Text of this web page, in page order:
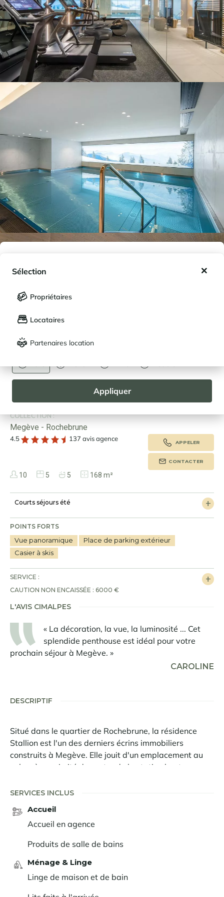
Français
DEVISE
Appliquer
Sélection
Propriétaires
Locataires
Partenaires location
PENTHOUSE STALLION A24 -
LOCATION À MEGÈVE
COLLECTION :
Megève - Rochebrune
10 5 5 168 m²
APPELER
CONTACTER
4.5 137 avis agence
Courts séjours été
POINTS FORTS
Vue panoramique
Place de parking extérieur
Casier à skis
SERVICE :
CAUTION NON ENCAISSÉE : 6000 €
L'AVIS CIMALPES
« La décoration, la vue, la luminosité ... Cet
splendide penthouse est idéal pour votre
prochain séjour à Megève. »
CAROLINE
DESCRIPTIF
Situé dans le quartier de Rochebrune, la résidence
Stallion est l'un des derniers écrins immobiliers
construits à Megève. Elle jouit d'un emplacement au
calme à proximité du centre de la station haut-
Au dernier étage de la résidence, le penthouse Stallion
A24 peut accueillir les grandes familles dans ses 4
chambres doubles, 1 chambre enfants avec lits
profite d'une belle luminosité et d'une vue dégagée sur
la vallée grâce au pignon entièrement vitré. Il distribue
un espace lounge avec TV, un espace repas et une
cuisine ouverte. Les matériaux authentiques tel que le
bois vieilli, le camaïeu de couleurs douces, les formes
SERVICES INCLUS
Accueil
Accueil en agence
Produits de salle de bains
Ménage & Linge
Linge de maison et de bain